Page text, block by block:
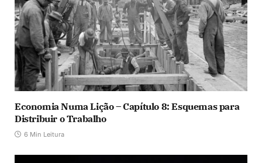
Economia Numa Lição – Capítulo 8: Esquemas para
Distribuir o Trabalho
6 Min Leitura